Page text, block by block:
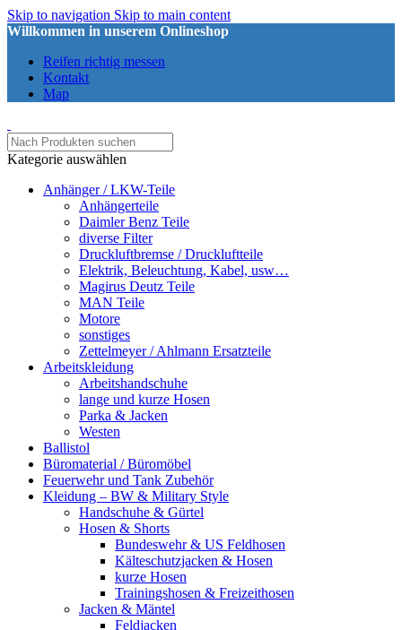
Skip to navigation Skip to main content
Willkommen in unserem Onlineshop
Reifen richtig messen
Kontakt
Map
Kategorie auswählen
Anhänger / LKW-Teile
Anhängerteile
Daimler Benz Teile
diverse Filter
Druckluftbremse / Druckluftteile
Elektrik, Beleuchtung, Kabel, usw…
Magirus Deutz Teile
MAN Teile
Motore
sonstiges
Zettelmeyer / Ahlmann Ersatzteile
Arbeitskleidung
Arbeitshandschuhe
lange und kurze Hosen
Parka & Jacken
Westen
Ballistol
Büromaterial / Büromöbel
Feuerwehr und Tank Zubehör
Kleidung – BW & Military Style
Handschuhe & Gürtel
Hosen & Shorts
Bundeswehr & US Feldhosen
Kälteschutzjacken & Hosen
kurze Hosen
Trainingshosen & Freizeithosen
Jacken & Mäntel
Feldjacken